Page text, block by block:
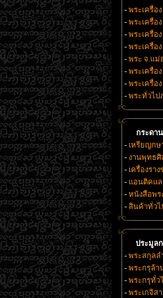
- พระเครื่อ
- พระเครื่อ
- พระเครื่อ
- พระเครื่อ
- พระ จ.แม่
- พระเครื่อ
- พระเครื่อ
- พระทั่วไป
กระดา
- เหรียญก
- งานพุทธศิ
- เครื่องรา
- แอนติคแ
- หนังสือพร
- สินค้าทั่วไ
ประมูล
- พระสกุลล
- พระกรุล้า
- พระกรุทั่ว
- พระเกจิส